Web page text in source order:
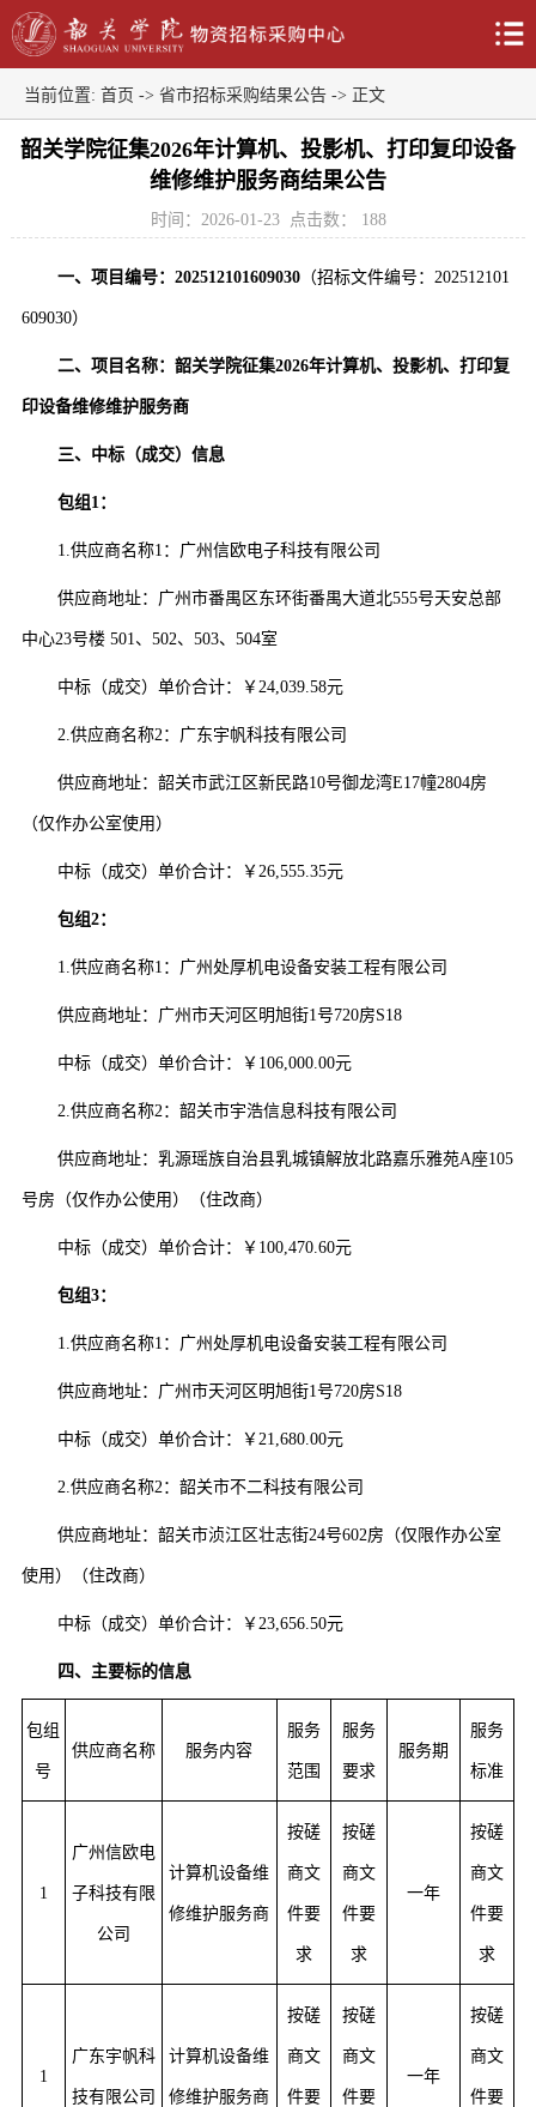
当前位置: 首页 -> 省市招标采购结果公告 -> 正文
韶关学院征集2026年计算机、投影机、打印复印设备
维修维护服务商结果公告
时间：2026-01-23 点击数： 188
一、项目编号：202512101609030（招标文件编号：202512101
609030）
二、项目名称：韶关学院征集2026年计算机、投影机、打印复
印设备维修维护服务商
三、中标（成交）信息
包组1：
1.供应商名称1：广州信欧电子科技有限公司
供应商地址：广州市番禺区东环街番禺大道北555号天安总部
中心23号楼 501、502、503、504室
中标（成交）单价合计：￥24,039.58元
2.供应商名称2：广东宇帆科技有限公司
供应商地址：韶关市武江区新民路10号御龙湾E17幢2804房
（仅作办公室使用）
中标（成交）单价合计：￥26,555.35元
包组2：
1.供应商名称1：广州处厚机电设备安装工程有限公司
供应商地址：广州市天河区明旭街1号720房S18
中标（成交）单价合计：￥106,000.00元
2.供应商名称2：韶关市宇浩信息科技有限公司
供应商地址：乳源瑶族自治县乳城镇解放北路嘉乐雅苑A座105
号房（仅作办公使用）（住改商）
中标（成交）单价合计：￥100,470.60元
包组3：
1.供应商名称1：广州处厚机电设备安装工程有限公司
供应商地址：广州市天河区明旭街1号720房S18
中标（成交）单价合计：￥21,680.00元
2.供应商名称2：韶关市不二科技有限公司
供应商地址：韶关市浈江区壮志街24号602房（仅限作办公室
使用）（住改商）
中标（成交）单价合计：￥23,656.50元
四、主要标的信息
包组
号
供应商名称 服务内容
服务
范围
服务
要求
服务期
服务
标准
1
广州信欧电
子科技有限
公司
计算机设备维
修维护服务商
按磋
商文
件要
求
按磋
商文
件要
求
一年
按磋
商文
件要
求
1
广东宇帆科
技有限公司
计算机设备维
修维护服务商
按磋
商文
件要
按磋
商文
件要
一年
按磋
商文
件要